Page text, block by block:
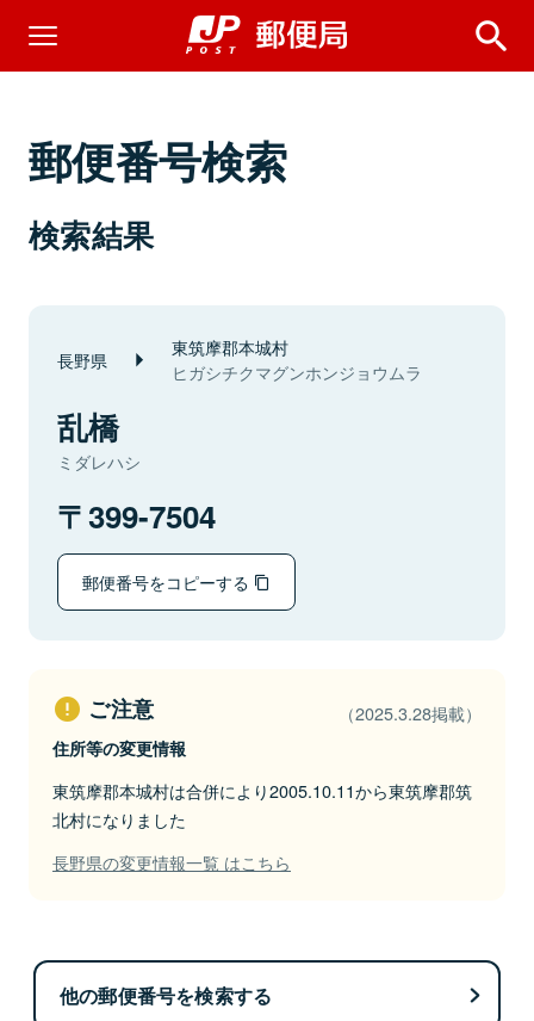
郵便番号検索
検索結果
長野県 東筑摩郡本城村
ヒガシチクマグンホンジョウムラ
乱橋
ミダレハシ
399-7504
郵便番号をコピーする
ご注意 （2025.3.28掲載）
住所等の変更情報
東筑摩郡本城村は合併により2005.10.11から東筑摩郡筑
北村になりました
長野県の変更情報一覧 はこちら
他の郵便番号を検索する